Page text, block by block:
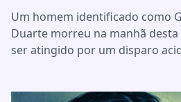
Um homem identificado como
Duarte morreu na manhã desta
ser atingido por um disparo